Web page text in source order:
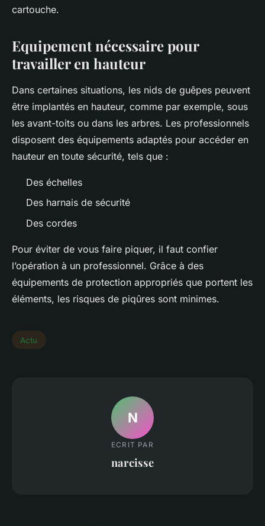
cartouche.
Equipement nécessaire pour
travailler en hauteur
Dans certaines situations, les nids de guêpes peuvent
être implantés en hauteur, comme par exemple, sous
les avant-toits ou dans les arbres. Les professionnels
disposent des équipements adaptés pour accéder en
hauteur en toute sécurité, tels que :
Des échelles
Des harnais de sécurité
Des cordes
Pour éviter de vous faire piquer, il faut confier
l’opération à un professionnel. Grâce à des
équipements de protection appropriés que portent les
éléments, les risques de piqûres sont minimes.
Actu
N
ECRIT PAR
narcisse